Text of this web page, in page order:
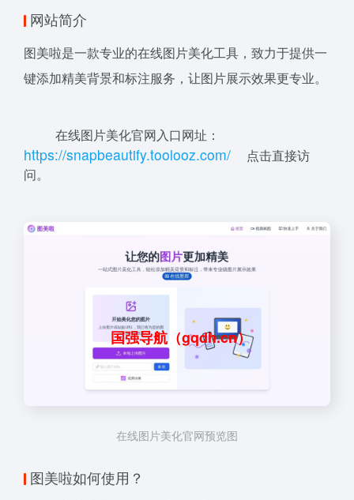
网站简介
图美啦是一款专业的在线图片美化工具，致力于提供一
键添加精美背景和标注服务，让图片展示效果更专业。
在线图片美化官网入口网址：
https://snapbeautify.toolooz.com/
点击直接访
问。
国强导航（gqdh.cn）
在线图片美化官网预览图
图美啦如何使用？